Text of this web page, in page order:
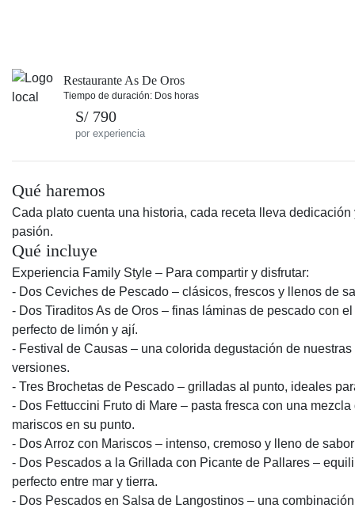
Restaurante As De Oros
Tiempo de duración: Dos horas
S/ 790
por experiencia
Qué haremos
Cada plato cuenta una historia, cada receta lleva dedicación
pasión.
Qué incluye
Experiencia Family Style – Para compartir y disfrutar:
- Dos Ceviches de Pescado – clásicos, frescos y llenos de
- Dos Tiraditos As de Oros – finas láminas de pescado con
perfecto de limón y ají.
- Festival de Causas – una colorida degustación de nuestras
versiones.
- Tres Brochetas de Pescado – grilladas al punto, ideales
- Dos Fettuccini Fruto di Mare – pasta fresca con una mezcla
mariscos en su punto.
- Dos Arroz con Mariscos – intenso, cremoso y lleno de
- Dos Pescados a la Grillada con Picante de Pallares –
perfecto entre mar y tierra.
- Dos Pescados en Salsa de Langostinos – una combinación